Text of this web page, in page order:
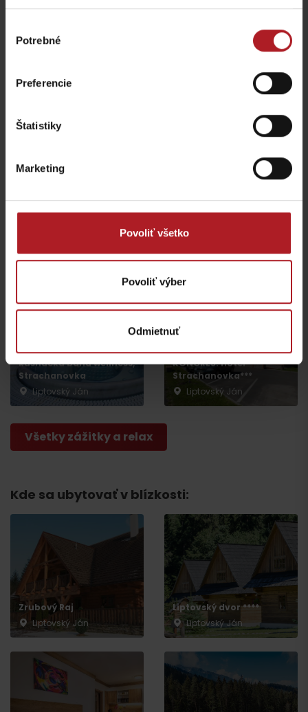
súhlasu
Potrebné
Preferencie
Štatistiky
Marketing
Povoliť všetko
Povoliť výber
Odmietnuť
Alexandra *** Liptovský
Wellness v Alexandra
Liptovský Ján
Požičovňa SKI NIŇAJ
Liptovský Ján
Rusnácka baňa wellness,
Strachanovka
Liptovský Ján
KONGRES: Hotel
Strachanovka***
Liptovský Ján
Všetky zážitky a relax
Kde sa ubytovať v blízkosti:
Zrubový Raj
Liptovský Ján
Liptovský dvor ****
Liptovský Ján
Odchod